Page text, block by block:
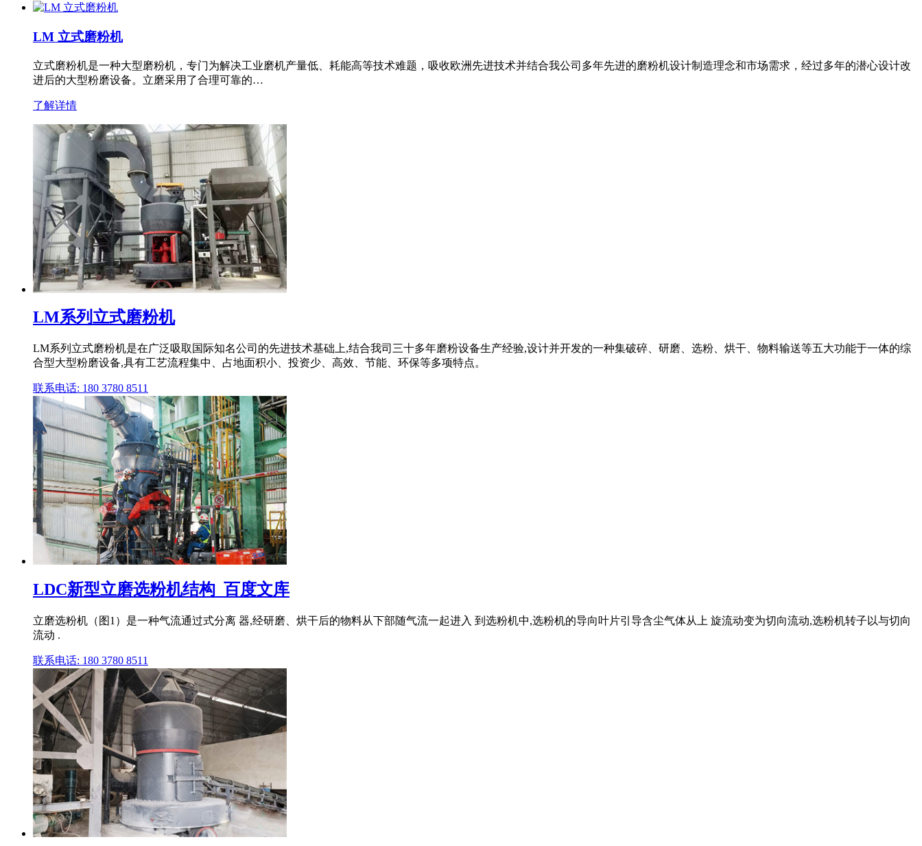
LM 立式磨粉机
立式磨粉机是一种大型磨粉机，专门为解决工业磨机产量低、耗能高等技术难题，吸收欧洲先进技术并结合我公司多年先进的磨粉机设计制造理念和市场需求，经过多年的潜心设计改
进后的大型粉磨设备。立磨采用了合理可靠的…
了解详情
LM系列立式磨粉机
LM系列立式磨粉机是在广泛吸取国际知名公司的先进技术基础上,结合我司三十多年磨粉设备生产经验,设计并开发的一种集破碎、研磨、选粉、烘干、物料输送等五大功能于一体的综
合型大型粉磨设备,具有工艺流程集中、占地面积小、投资少、高效、节能、环保等多项特点。
联系电话: 180 3780 8511
LDC新型立磨选粉机结构_百度文库
立磨选粉机（图1）是一种气流通过式分离 器,经研磨、烘干后的物料从下部随气流一起进入 到选粉机中,选粉机的导向叶片引导含尘气体从上 旋流动变为切向流动,选粉机转子以与切向
流动 .
联系电话: 180 3780 8511